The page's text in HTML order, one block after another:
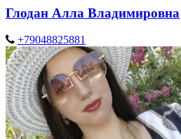
Глодан Алла Владимировна
+79048825881